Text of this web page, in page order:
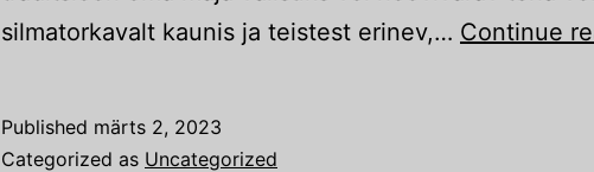
silmatorkavalt kaunis ja teistest erinev,… Continue
Published märts 2, 2023
Categorized as Uncategorized